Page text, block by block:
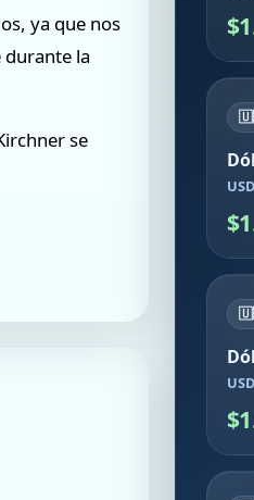
ya que nos
la
se
USD
USD